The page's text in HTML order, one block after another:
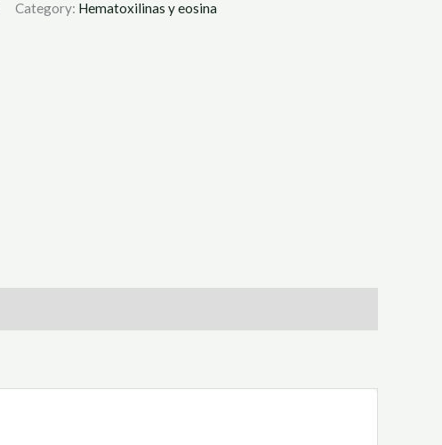
Category: Hematoxilinas y eosina